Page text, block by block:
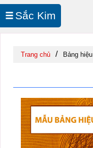
Sắc Kim
Trang chủ / Bảng hiệu